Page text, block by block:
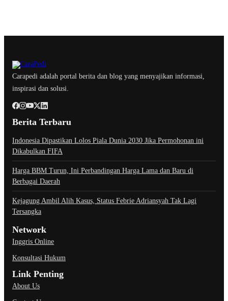
Carapedi adalah portal berita dan blog yang menyajikan informasi,
inspirasi dan solusi.
Berita Terbaru
Indonesia Dipastikan Lolos Piala Dunia 2030 Jika Permohonan ini
Dikabulkan FIFA
Harga BBM Turun, Ini Perbandingan Harga Lama dan Baru di
Berbagai Daerah
Kejagung Ambil Alih Kasus, Status Febrie Adriansyah Tak Lagi
Tersangka
Network
Inggris Online
Konsultasi Hukum
Link Penting
About Us